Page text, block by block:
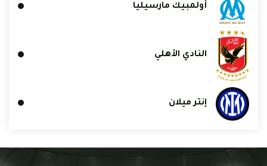
أولمبيك مارسيليا
النادي الأهلي
إنتر ميلان